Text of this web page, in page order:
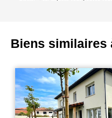
Biens similaires